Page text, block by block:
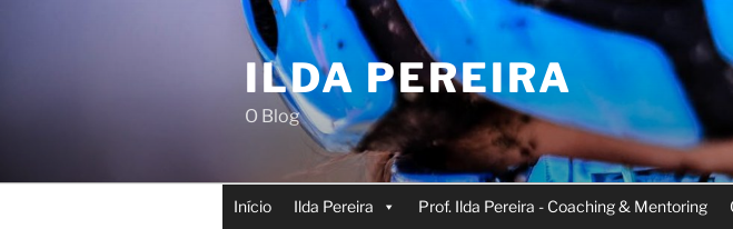
ILDA PEREIRA
O Blog
Início Ilda Pereira Prof. Ilda Pereira - Coaching & Mentoring